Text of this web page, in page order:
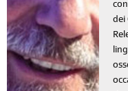
dei